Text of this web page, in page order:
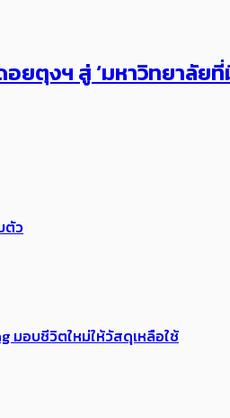
ตุงฯ สู่ ‘มหาวิทยาลั
ตัว
มอบชีวิตใหม่ให้วัสดุเหลือใช้